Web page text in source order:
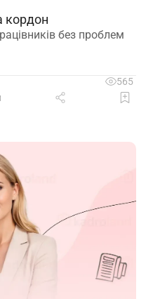
кордон
без проблем
565